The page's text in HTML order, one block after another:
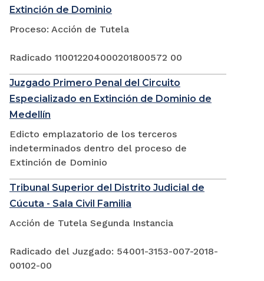
Extinción de Dominio
Proceso: Acción de Tutela
Radicado 110012204000201800572 00
Juzgado Primero Penal del Circuito
Especializado en Extinción de Dominio de
Medellín
Edicto emplazatorio de los terceros
indeterminados dentro del proceso de
Extinción de Dominio
Tribunal Superior del Distrito Judicial de
Cúcuta - Sala Civil Familia
Acción de Tutela Segunda Instancia
Radicado del Juzgado: 54001-3153-007-2018-
00102-00